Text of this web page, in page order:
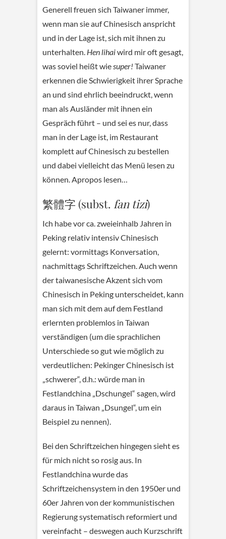
Generell freuen sich Taiwaner immer,
wenn man sie auf Chinesisch anspricht
und in der Lage ist, sich mit ihnen zu
unterhalten. Hen lihaiwird mir oft gesagt,
was soviel heißt wie super! Taiwaner
erkennen die Schwierigkeit ihrer Sprache
an und sind ehrlich beeindruckt, wenn
man als Ausländer mit ihnen ein
Gespräch führt – und sei es nur, dass
man in der Lage ist, im Restaurant
komplett auf Chinesisch zu bestellen
und dabei vielleicht das Menü lesen zu
können. Apropos lesen…
繁體字 (subst. fan tizi)
Ich habe vor ca. zweieinhalb Jahren in
Peking relativ intensiv Chinesisch
gelernt: vormittags Konversation,
nachmittags Schriftzeichen. Auch wenn
der taiwanesische Akzent sich vom
Chinesisch in Peking unterscheidet, kann
man sich mit dem auf dem Festland
erlernten problemlos in Taiwan
verständigen (um die sprachlichen
Unterschiede so gut wie möglich zu
verdeutlichen: Pekinger Chinesisch ist
„schwerer“, d.h.: würde man in
Festlandchina „Dschungel“ sagen, wird
daraus in Taiwan „Dsungel“, um ein
Beispiel zu nennen).
Bei den Schriftzeichen hingegen sieht es
für mich nicht so rosig aus. In
Festlandchina wurde das
Schriftzeichensystem in den 1950er und
60er Jahren von der kommunistischen
Regierung systematisch reformiert und
vereinfacht – deswegen auch Kurzschrift